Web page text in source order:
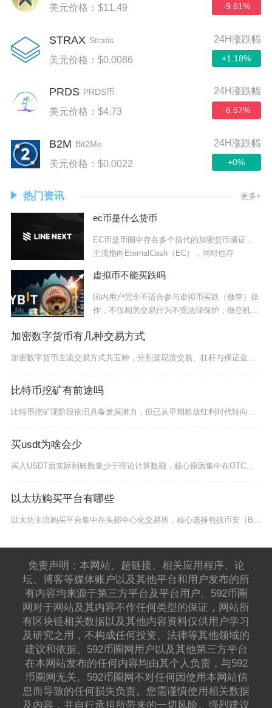
美元价格：$11.49 -9.61%
STRAX Stratis
美元价格：$0.0086
24H涨跌幅
+1.18%
PRDS PRDS币
美元价格：$4.73
24H涨跌幅
-6.57%
B2M Bit2Me
美元价格：$0.0022
24H涨跌幅
+0%
热门资讯 更多+
ec币是什么货币
EC币是币圈中存在多个指代的加密货币通证，
主流指向EternalCash（EC），同时也存
虚拟币不能买跌吗
国内用户完全不适合参与虚拟币买跌（做空）操
作，不仅相关交易行为不受法律保护，做空机制
加密数字货币有几种交易方式
加密数字货币主流交易方式共五种，分别是现货交易、杠杆与保证金交易、合约交易、法币与币币交易
比特币挖矿有前途吗
比特币挖矿现阶段依旧具备发展潜力，但已从早期粗放红利时代转向高门槛、重合规、拼精细化运营的
买usdt为啥会少
买入USDT后实际到账数量少于理论计算数额，核心原因集中在OTC市场溢价价差、链上转账网络
以太坊购买平台有哪些
以太坊主流购买平台集中在头部中心化交易所，核心选择包括币安（Binance）、Coinba
免责声明：本网站、超链接、相关应用程序、论
坛、博客等媒体账户以及其他平台和用户发布的所
有内容均来源于第三方平台及平台用户。592币圈
网对于网站及其内容不作任何类型的保证，网站所
有区块链相关数据以及其他内容资料仅供用户学习
及研究之用，不构成任何投资、法律等其他领域的
建议和依据。592币圈网用户以及其他第三方平台
在本网站发布的任何内容均由其个人负责，与592
币圈网无关。592币圈网不对任何因使用本网站信
息而导致的任何损失负责。您需谨慎使用相关数据
及内容，并自行承担所带来的一切风险。强烈建议